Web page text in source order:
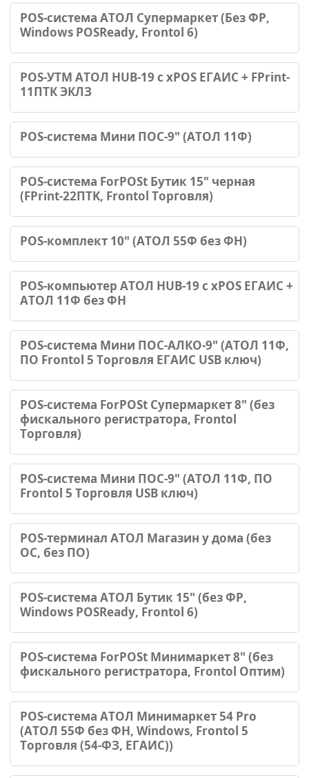
POS-система АТОЛ Супермаркет (Без ФР,
Windows POSReady, Frontol 6)
POS-УТМ АТОЛ HUB-19 с xPOS ЕГАИС + FPrint-
11ПТК ЭКЛЗ
POS-система Мини ПОС-9" (АТОЛ 11Ф)
POS-система ForPOSt Бутик 15" черная
(FPrint-22ПТK, Frontol Торговля)
POS-комплект 10" (АТОЛ 55Ф без ФН)
POS-компьютер АТОЛ HUB-19 с xPOS ЕГАИС +
АТОЛ 11Ф без ФН
POS-система Мини ПОС-АЛКО-9" (АТОЛ 11Ф,
ПО Frontol 5 Торговля ЕГАИС USB ключ)
POS-система ForPOSt Супермаркет 8" (без
фискального регистратора, Frontol
Торговля)
POS-система Мини ПОС-9" (АТОЛ 11Ф, ПО
Frontol 5 Торговля USB ключ)
POS-терминал АТОЛ Магазин у дома (без
ОС, без ПО)
POS-система АТОЛ Бутик 15" (без ФР,
Windows POSReady, Frontol 6)
POS-система ForPOSt Минимаркет 8" (без
фискального регистратора, Frontol Оптим)
POS-система АТОЛ Минимаркет 54 Pro
(АТОЛ 55Ф без ФН, Windows, Frontol 5
Торговля (54-ФЗ, ЕГАИС))